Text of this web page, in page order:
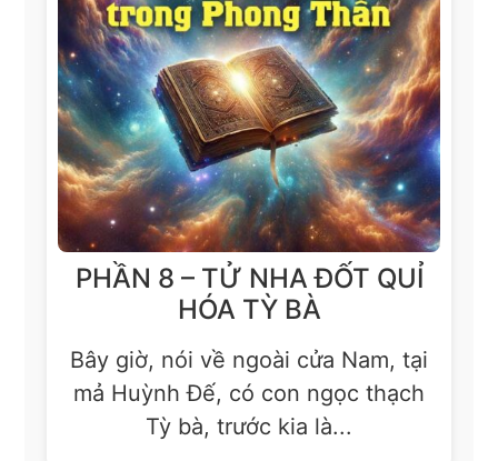
PHẦN 8 – TỬ NHA ĐỐT QUỈ
HÓA TỲ BÀ
Bây giờ, nói về ngoài cửa Nam, tại
mả Huỳnh Đế, có con ngọc thạch
Tỳ bà, trước kia là...